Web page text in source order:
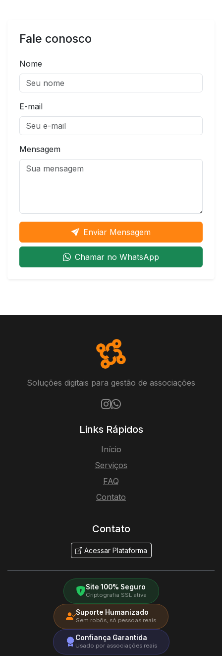
Fale conosco
Nome
E-mail
Mensagem
Enviar Mensagem
Chamar no WhatsApp
Soluções digitais para gestão de associações
Links Rápidos
Início
Serviços
FAQ
Contato
Contato
Acessar Plataforma
Site 100% Seguro
Criptografia SSL ativa
Suporte Humanizado
Sem robôs, só pessoas reais
Confiança Garantida
Usado por associações reais